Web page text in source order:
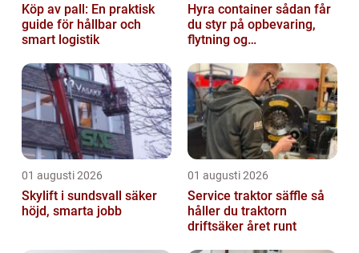
Köp av pall: En praktisk
guide för hållbar och
smart logistik
Hyra container sådan får
du styr på opbevaring,
flytning og
01 augusti 2026
Skylift i sundsvall säker
höjd, smarta jobb
01 augusti 2026
Service traktor säffle så
håller du traktorn
driftsäker året runt